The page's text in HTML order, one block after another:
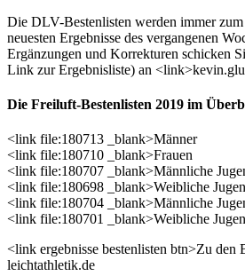
Die DLV-Bestenlisten werden immer
neuesten Ergebnisse des vergangenen
Ergänzungen und Korrekturen schicken
Link zur Ergebnisliste) an
Die Freiluft-Bestenlisten 2019 im
<link file:180713 _blank>Männer
<link file:180710 _blank>Frauen
<link file:180707 _blank>Männliche
<link file:180698 _blank>Weibliche
<link file:180704 _blank>Männliche
<link file:180701 _blank>Weibliche
<link ergebnisse bestenlisten btn>Zu den
leichtathletik.de